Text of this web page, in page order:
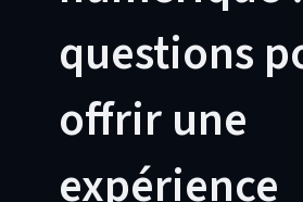
questions
offrir une
expérience